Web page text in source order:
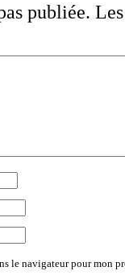
publiée.
le navigateur pour mon